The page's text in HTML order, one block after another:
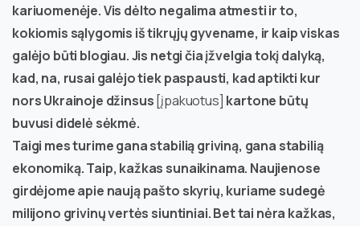
kariuomenėje. Vis dėlto negalima atmesti ir to,
kokiomis sąlygomis iš tikrųjų gyvename, ir kaip viskas
galėjo būti blogiau. Jis netgi čia įžvelgia tokį dalyką,
kad, na, rusai galėjo tiek paspausti, kad aptikti kur
nors Ukrainoje džinsus [įpakuotus] kartone būtų
buvusi didelė sėkmė.
Taigi mes turime gana stabilią griviną, gana stabilią
ekonomiką. Taip, kažkas sunaikinama. Naujienose
girdėjome apie naują pašto skyrių, kuriame sudegė
milijono grivinų vertės siuntiniai. Bet tai nėra kažkas,